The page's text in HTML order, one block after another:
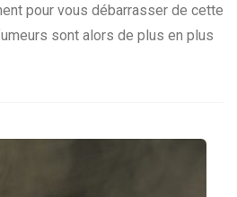
pour vous débarrasser de cette
sont alors de plus en plus